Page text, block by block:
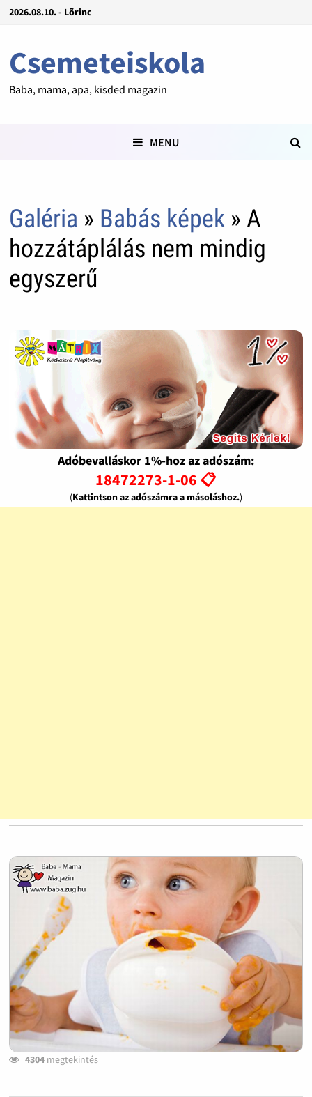
2026.08.10. - Lõrinc
Csemeteiskola
Baba, mama, apa, kisded magazin
MENU
Galéria » Babás képek» A
hozzátáplálás nem mindig
egyszerű
Adóbevalláskor 1%-hoz az adószám:
18472273-1-06 📋
(Kattintson az adószámra a másoláshoz.)
4304megtekintés